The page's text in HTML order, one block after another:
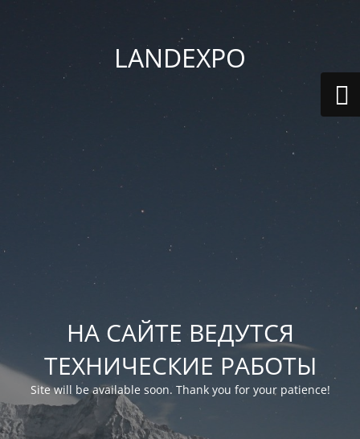
LANDEXPO
НА САЙТЕ ВЕДУТСЯ
ТЕХНИЧЕСКИЕ РАБОТЫ
Site will be available soon. Thank you for your patience!